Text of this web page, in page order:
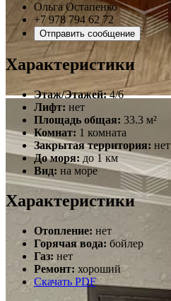
Ольга Остапенко
+7 978 794 62 72
Отправить сообщение
Характеристики
Этаж/Этажей: 4/6
Лифт: нет
Площадь общая: 33.3 м²
Комнат: 1 комната
Закрытая территория: нет
До моря: до 1 км
Вид: на море
Характеристики
Отопление: нет
Горячая вода: бойлер
Газ: нет
Ремонт: хороший
Скачать PDF